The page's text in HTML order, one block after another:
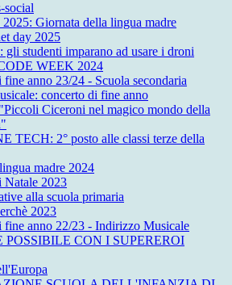
social
Giornata della lingua madre
day 2025
gli studenti imparano ad usare i droni
WEEK 2024
fine anno 23/24 - Scuola secondaria
concerto di fine anno
Ciceroni nel magico mondo della
TECH: 2° posto alle classi terze della
madre 2024
Natale 2023
alla scuola primaria
2023
fine anno 22/23 - Indirizzo Musicale
POSSIBILE CON I SUPEREROI